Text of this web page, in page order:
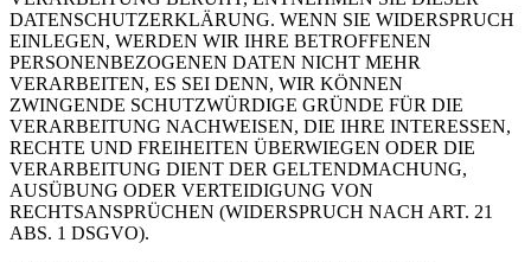
DATENSCHUTZERKLÄRUNG. WENN SIE WIDERSPRUCH
EINLEGEN, WERDEN WIR IHRE BETROFFENEN
PERSONENBEZOGENEN DATEN NICHT MEHR
VERARBEITEN, ES SEI DENN, WIR KÖNNEN
ZWINGENDE SCHUTZWÜRDIGE GRÜNDE FÜR DIE
VERARBEITUNG NACHWEISEN, DIE IHRE INTERESSEN,
RECHTE UND FREIHEITEN ÜBERWIEGEN ODER DIE
VERARBEITUNG DIENT DER GELTENDMACHUNG,
AUSÜBUNG ODER VERTEIDIGUNG VON
RECHTSANSPRÜCHEN (WIDERSPRUCH NACH ART. 21
ABS. 1 DSGVO).